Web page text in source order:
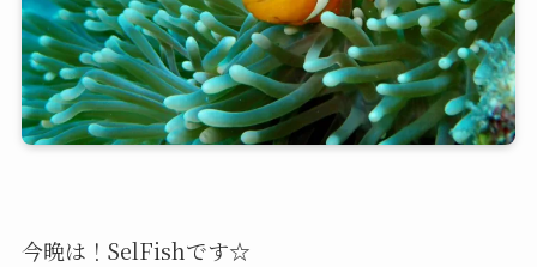
今晩は！SelFishです☆